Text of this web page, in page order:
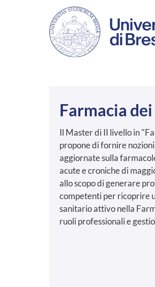
Salta al contenuto principale
Farmacia
Il Master di II livello in
propone di fornire
aggiornate sulla
acute e croniche di
allo scopo di generare
competenti per ricoprire
sanitario attivo nella
ruoli professionali e